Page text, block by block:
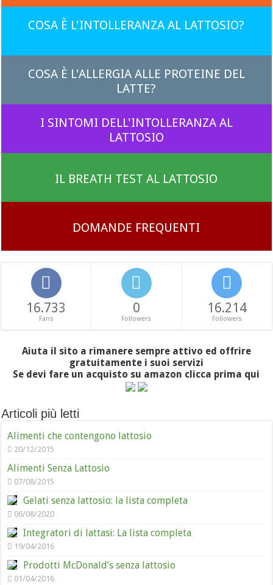
COSA È L'INTOLLERANZA AL LATTOSIO?
COSA È L'ALLERGIA ALLE PROTEINE DEL
LATTE?
I SINTOMI DELL'INTOLLERANZA AL
LATTOSIO
IL BREATH TEST AL LATTOSIO
DOMANDE FREQUENTI
16.733
Fans
0
Followers
16.214
Followers
Aiuta il sito a rimanere sempre attivo ed offrire
gratuitamente i suoi servizi
Se devi fare un acquisto su amazon clicca prima qui
Articoli più letti
Alimenti che contengono lattosio
20/12/2015
Alimenti Senza Lattosio
07/08/2015
Gelati senza lattosio: la lista completa
06/08/2020
Integratori di lattasi: La lista completa
19/04/2016
Prodotti McDonald’s senza lattosio
01/04/2016